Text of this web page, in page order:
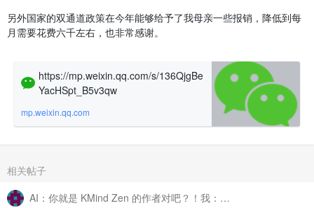
另外国家的双通道政策在今年能够给予了我母亲一些报销，降低到每
月需要花费六千左右，也非常感谢。
https://mp.weixin.qq.com/s/136QjgBe
YacHSpt_B5v3qw
mp.weixin.qq.com
相关帖子
AI：你就是 KMind Zen 的作者对吧？！我：…